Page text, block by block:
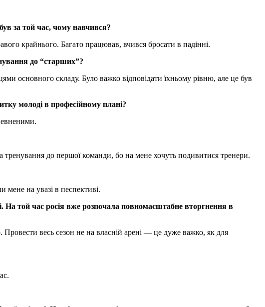
за той час, чому навчився?
крайнього. Багато працював, вчився бросати в падінні.
до “старших”?
основного складу. Було важко відповідати їхньому рівню, але це був
молоді в професійному плані?
до першої команди, бо на мене хочуть подивитися тренери.
на увазі в песпективі.
На той час росія вже розпочала повномасштабне вторгнення в
Провести весь сезон не на власній арені — це дуже важко, як для